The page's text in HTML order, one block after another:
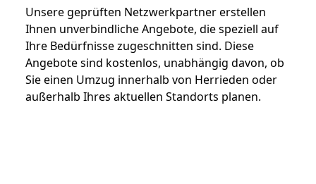
Unsere geprüften Netzwerkpartner erstellen
Ihnen unverbindliche Angebote, die speziell auf
Ihre Bedürfnisse zugeschnitten sind. Diese
Angebote sind kostenlos, unabhängig davon, ob
Sie einen Umzug innerhalb von Herrieden oder
außerhalb Ihres aktuellen Standorts planen.